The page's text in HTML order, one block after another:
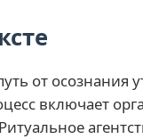
от осознания
включает